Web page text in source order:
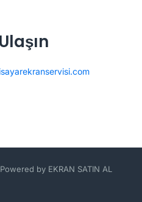
by EKRAN SATIN AL